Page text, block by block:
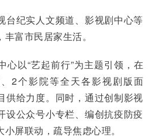
台纪实人文频道、影视剧中心等
富市民居家生活。
心以“艺起前行”为主题引领，在
2个影院等全天各影视剧版面
供给力度。同时，通过创制影视
设公众号小专栏、编创抗疫防疫
屏联动，疏导焦虑心理。